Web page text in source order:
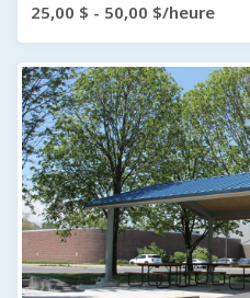
25,00 $ - 50,00 $/heure